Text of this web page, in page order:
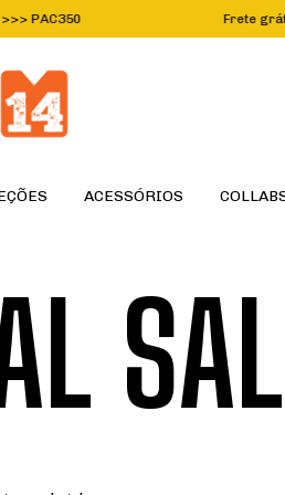
PAC350 Frete grátis
ACESSÓRIOS